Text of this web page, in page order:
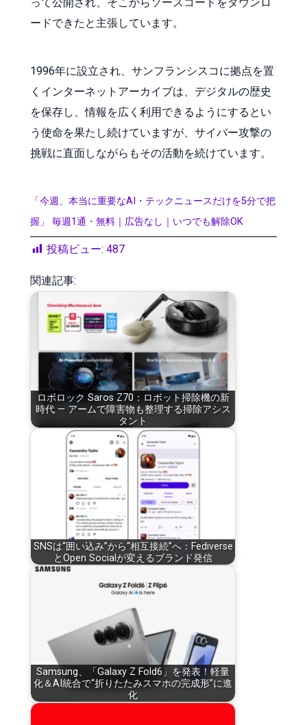
って公開され、そこからソースコードをダウンロ
ードできたと主張しています。
1996年に設立され、サンフランシスコに拠点を置
くインターネットアーカイブは、デジタルの歴史
を保存し、情報を広く利用できるようにするとい
う使命を果たし続けていますが、サイバー攻撃の
挑戦に直面しながらもその活動を続けています。
「今週、本当に重要なAI・テックニュースだけを5分で把
握」 毎週1通・無料｜広告なし｜いつでも解除OK
投稿ビュー: 487
関連記事:
ロボロック Saros Z70：ロボット掃除機の新
時代 — アームで障害物も整理する掃除アシス
タント
SNSは“囲い込み”から“相互接続”へ：Fediverse
とOpen Socialが変えるブランド発信
Samsung、「Galaxy Z Fold6」を発表！軽量
化＆AI統合で“折りたたみスマホの完成形”に進
化